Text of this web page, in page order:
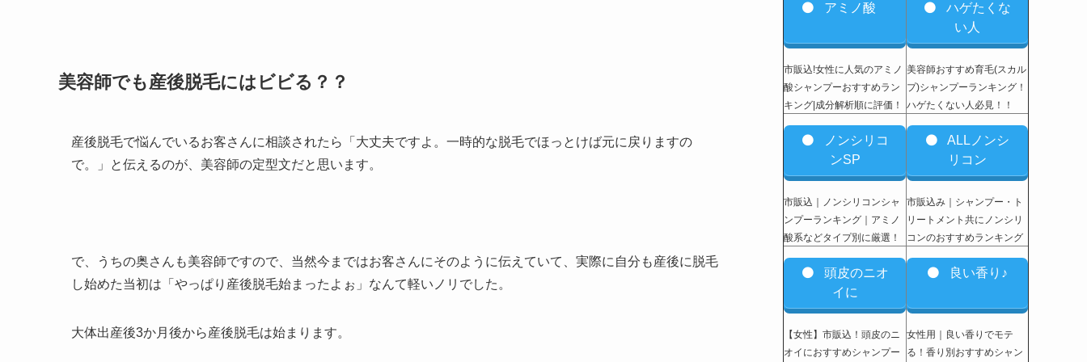
美容師でも産後脱毛にはビビる？？
産後脱毛で悩んでいるお客さんに相談されたら「大丈夫ですよ。一時的な脱毛でほっとけば元に戻りますの
で。」と伝えるのが、美容師の定型文だと思います。
で、うちの奥さんも美容師ですので、当然今まではお客さんにそのように伝えていて、実際に自分も産後に脱毛
し始めた当初は「やっぱり産後脱毛始まったよぉ」なんて軽いノリでした。
大体出産後3か月後から産後脱毛は始まります。
アミノ酸
市販込!女性に人気のアミノ
酸シャンプーおすすめラン
キング|成分解析順に評価！
ハゲたくな
い人
美容師おすすめ育毛(スカル
プ)シャンプーランキング！
ハゲたくない人必見！！
ノンシリコ
ンSP
市販込｜ノンシリコンシャ
ンプーランキング｜アミノ
酸系などタイプ別に厳選！
ALLノンシ
リコン
市販込み｜シャンプー・ト
リートメント共にノンシリ
コンのおすすめランキング
頭皮のニオ
イに
【女性】市販込 ！頭皮のニ
オイにおすすめシャンプー
良い香り♪
女性用｜良い香りでモテ
る！香り別おすすめシャン